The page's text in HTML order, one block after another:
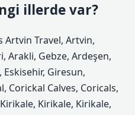
illerde var?
Artvin Travel, Artvin,
Arakli, Gebze, Ardeşen,
Eskisehir, Giresun,
Corickal Calves, Coricals,
Kirikale, Kirikale,